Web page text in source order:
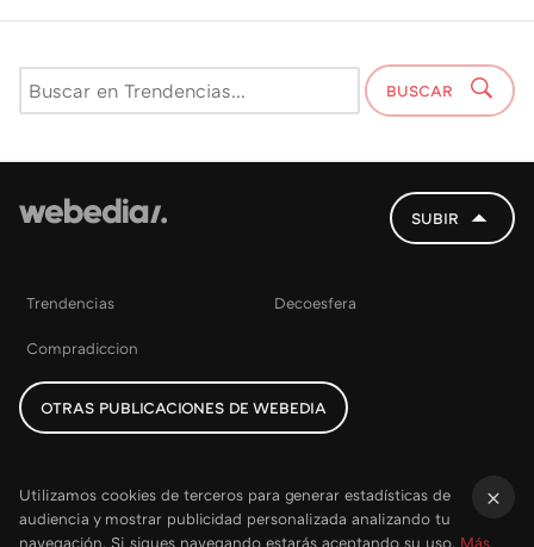
BUSCAR
SUBIR
Trendencias Decoesfera
Compradiccion
OTRAS PUBLICACIONES DE WEBEDIA
Utilizamos cookies de terceros para generar estadísticas de
audiencia y mostrar publicidad personalizada analizando tu
navegación. Si sigues navegando estarás aceptando su uso. Más